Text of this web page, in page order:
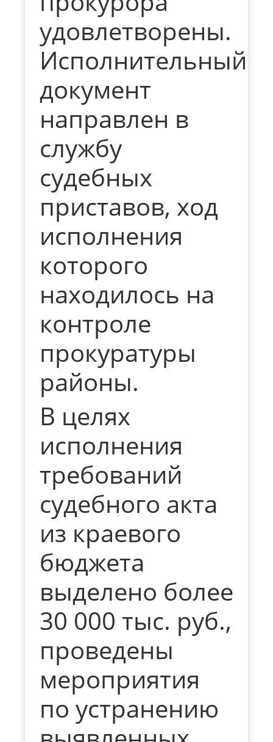
удовлетворены.
Исполнительный
документ
направлен в
службу
судебных
приставов, ход
исполнения
которого
находилось на
контроле
прокуратуры
районы.
В целях
исполнения
требований
судебного акта
из краевого
бюджета
выделено более
30 000 тыс. руб.,
проведены
мероприятия
по устранению